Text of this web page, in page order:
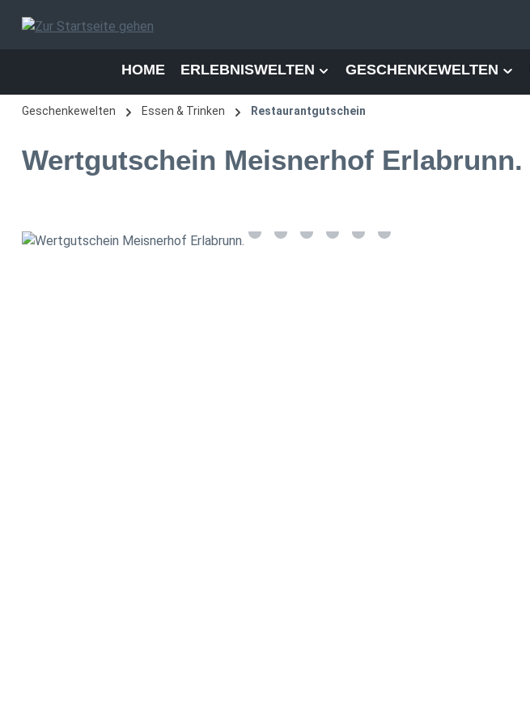
Hauptinhalt springen
Zur Suche springen
Zur Hauptnavigation springen
HOME ERLEBNISWELTEN GESCHENKEWELTEN
Geschenkewelten Essen & Trinken Restaurantgutschein
Wertgutschein Meisnerhof Erlabrunn.
Bildergalerie überspringen